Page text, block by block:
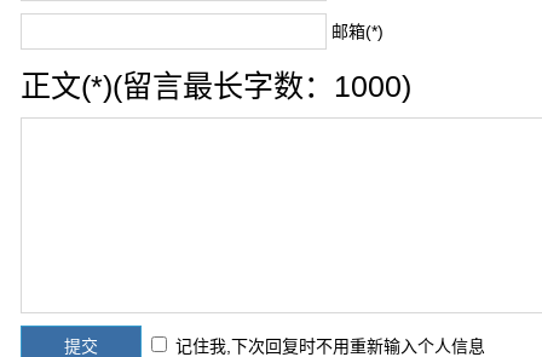
邮箱(*)
正文(*)(留言最长字数：1000)
记住我,下次回复时不用重新输入个人信息